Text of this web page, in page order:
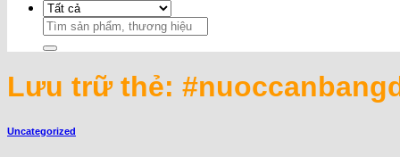
Search
for:
Lưu trữ thẻ:
Uncategorized